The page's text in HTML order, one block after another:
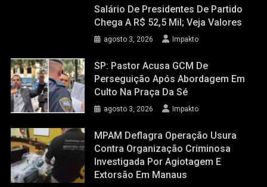
Salário De Presidentes De Partido
Chega A R$ 52,5 Mil; Veja Valores
agosto 3, 2026 Impakto
SP: Pastor Acusa GCM De
Perseguição Após Abordagem Em
Culto Na Praça Da Sé
agosto 3, 2026 Impakto
MPAM Deflagra Operação Usura
Contra Organização Criminosa
Investigada Por Agiotagem E
Extorsão Em Manaus